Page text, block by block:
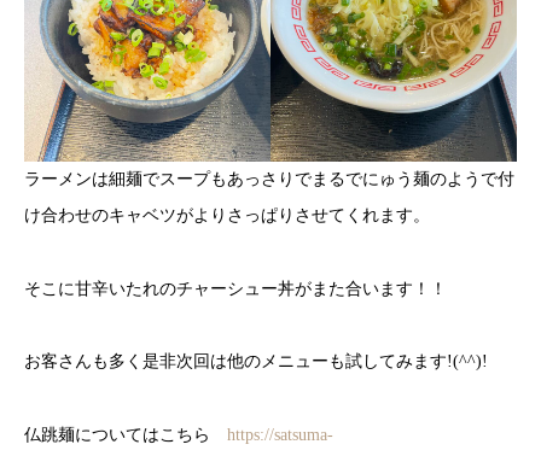
ラーメンは細麺でスープもあっさりでまるでにゅう麺のようで付
け合わせのキャベツがよりさっぱりさせてくれます。
そこに甘辛いたれのチャーシュー丼がまた合います！！
お客さんも多く是非次回は他のメニューも試してみます!(^^)!
仏跳麺についてはこちら https://satsuma-